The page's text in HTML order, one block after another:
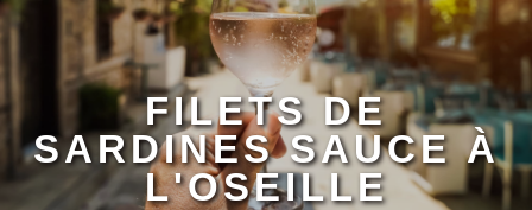
FILETS DE
SARDINES SAUCE À
L'OSEILLE